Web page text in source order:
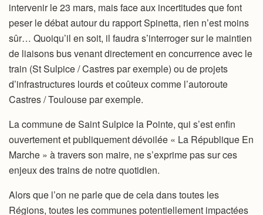
intervenir le 23 mars, mais face aux incertitudes que font
peser le débat autour du rapport Spinetta, rien n’est moins
sûr… Quoiqu’il en soit, il faudra s’interroger sur le maintien
de liaisons bus venant directement en concurrence avec le
train (St Sulpice / Castres par exemple) ou de projets
d’infrastructures lourds et coûteux comme l’autoroute
Castres / Toulouse par exemple.
La commune de Saint Sulpice la Pointe, qui s’est enfin
ouvertement et publiquement dévoilée « La République En
Marche » à travers son maire, ne s’exprime pas sur ces
enjeux des trains de notre quotidien.
Alors que l’on ne parle que de cela dans toutes les
Régions, toutes les communes potentiellement impactées